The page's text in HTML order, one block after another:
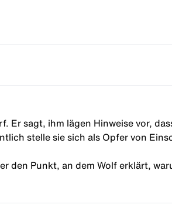
Er sagt, ihm lägen Hinweise vor,
stelle sie sich als Opfer von
den Punkt, an dem Wolf erklärt,